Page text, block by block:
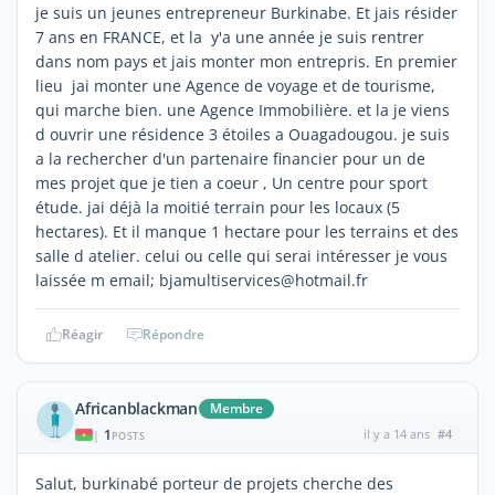
je suis un jeunes entrepreneur Burkinabe. Et jais résider
7 ans en FRANCE, et la y'a une année je suis rentrer
dans nom pays et jais monter mon entrepris. En premier
lieu jai monter une Agence de voyage et de tourisme,
qui marche bien. une Agence Immobilière. et la je viens
d ouvrir une résidence 3 étoiles a Ouagadougou. je suis
a la rechercher d'un partenaire financier pour un de
mes projet que je tien a coeur , Un centre pour sport
étude. jai déjà la moitié terrain pour les locaux (5
hectares). Et il manque 1 hectare pour les terrains et des
salle d atelier. celui ou celle qui serai intéresser je vous
laissée m email; bjamultiservices@hotmail.fr
Réagir Répondre
Africanblackman Membre
| 1 POSTS il y a 14 ans #4
Salut, burkinabé porteur de projets cherche des